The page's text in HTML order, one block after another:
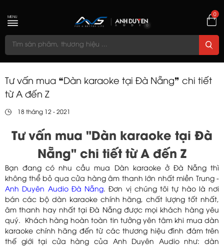
0
MENU
Tư vấn mua ❝Dàn karaoke tại Đà Nẵng❞ chi tiết
từ A đến Z
18 tháng 12 - 2021
Tư vấn mua "Dàn karaoke tại Đà
Nẵng" chi tiết từ A đến Z
Bạn đang có nhu cầu mua Dàn karaoke ở Đà Nẵng thì
không thể bỏ qua cửa hàng âm thanh lớn nhất miền Trung -
Anh Duyên Audio Đà Nẵng. Đơn vị chúng tôi tự hào là nơi
bán các bộ dàn karaoke chính hãng, chất lượng tốt nhất,
âm thanh hay nhất tại Đà Nẵng được mọi khách hàng yêu
quý. Khách hàng hoàn toàn tin tưởng yên tâm khi mua dàn
karaoke chính hãng đến từ các thương hiệu đình đám trên
thế giới tại cửa hàng của Anh Duyên Audio như: dàn